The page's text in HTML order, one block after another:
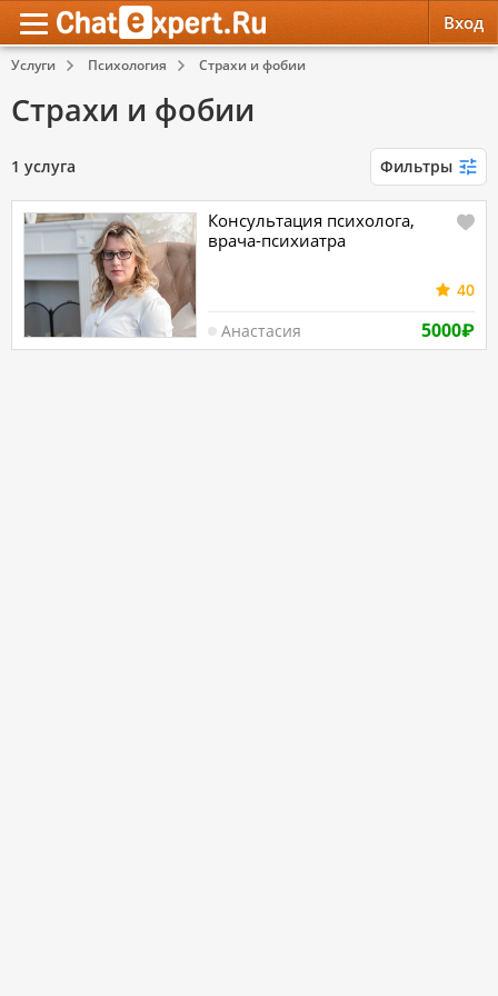
Вход
Услуги Психология Страхи и фобии
Страхи и фобии
1 услуга Фильтры
Консультация психолога,
врача-психиатра
40
5000₽
Анастасия
Красота, Здоровье
Красота, Здоровье
Правила сервиса